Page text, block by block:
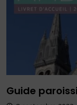
Guide